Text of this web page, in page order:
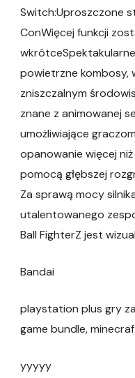
Switch:Uproszczone
ConWięcej funkcji
powietrzne kombosy,
zniszczalnym
znane z animowanej
umożliwiające
opanowanie więcej
pomocą głębszej
Za sprawą mocy
utalentowanego
Ball FighterZ jest
Bandai
playstation plus gry
game bundle,
yyyyy